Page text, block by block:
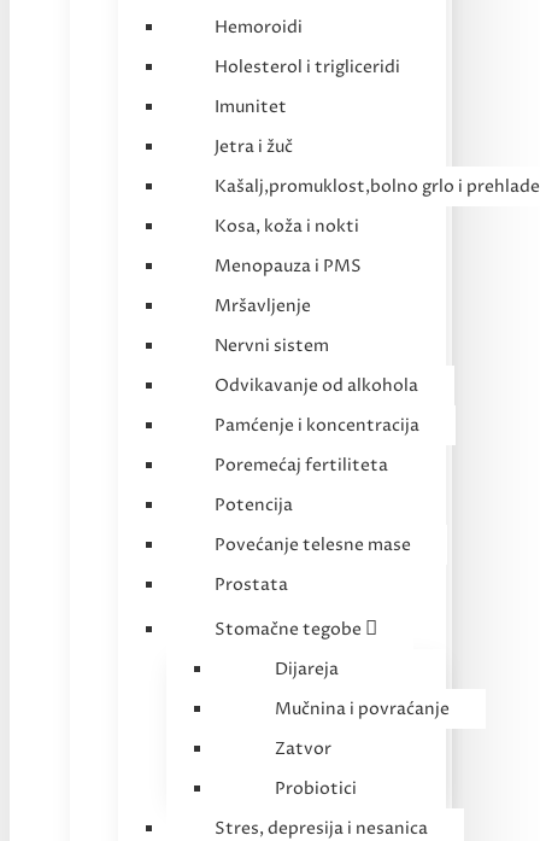
Hemoroidi
Holesterol i trigliceridi
Imunitet
Jetra i žuč
Kašalj,promuklost,bolno grlo i prehlade
Kosa, koža i nokti
Menopauza i PMS
Mršavljenje
Nervni sistem
Odvikavanje od alkohola
Pamćenje i koncentracija
Poremećaj fertiliteta
Potencija
Povećanje telesne mase
Prostata
Stomačne tegobe
Dijareja
Mučnina i povraćanje
Zatvor
Probiotici
Stres, depresija i nesanica